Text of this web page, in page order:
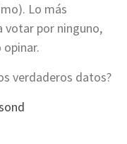
Lo más
votar por ninguno,
opinar.
verdaderos datos?